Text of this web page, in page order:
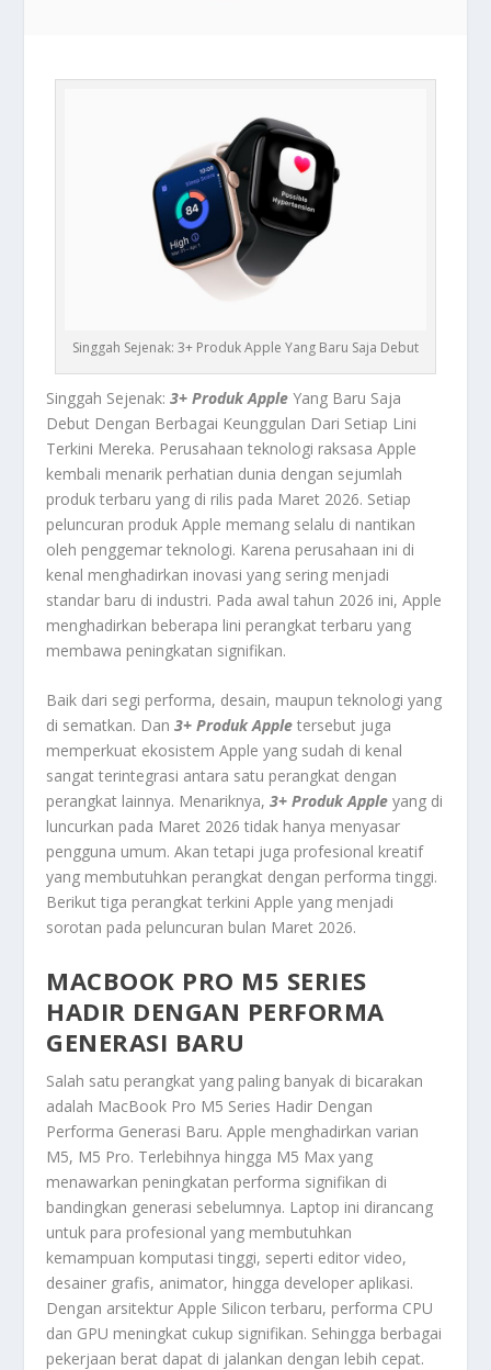
Singgah Sejenak: 3+ Produk Apple Yang Baru Saja Debut
Singgah Sejenak:3+ Produk Apple Yang Baru Saja
Debut Dengan Berbagai Keunggulan Dari Setiap Lini
Terkini Mereka. Perusahaan teknologi raksasa Apple
kembali menarik perhatian dunia dengan sejumlah
produk terbaru yang di rilis pada Maret 2026. Setiap
peluncuran produk Apple memang selalu di nantikan
oleh penggemar teknologi. Karena perusahaan ini di
kenal menghadirkan inovasi yang sering menjadi
standar baru di industri. Pada awal tahun 2026 ini, Apple
menghadirkan beberapa lini perangkat terbaru yang
membawa peningkatan signifikan.
Baik dari segi performa, desain, maupun teknologi yang
di sematkan. Dan3+ Produk Apple tersebut juga
memperkuat ekosistem Apple yang sudah di kenal
sangat terintegrasi antara satu perangkat dengan
perangkat lainnya. Menariknya,3+ Produk Apple yang di
luncurkan pada Maret 2026 tidak hanya menyasar
pengguna umum. Akan tetapi juga profesional kreatif
yang membutuhkan perangkat dengan performa tinggi.
Berikut tiga perangkat terkini Apple yang menjadi
sorotan pada peluncuran bulan Maret 2026.
MACBOOK PRO M5 SERIES
HADIR DENGAN PERFORMA
GENERASI BARU
Salah satu perangkat yang paling banyak di bicarakan
adalah MacBook Pro M5 Series Hadir Dengan
Performa Generasi Baru. Apple menghadirkan varian
M5, M5 Pro. Terlebihnya hingga M5 Max yang
menawarkan peningkatan performa signifikan di
bandingkan generasi sebelumnya. Laptop ini dirancang
untuk para profesional yang membutuhkan
kemampuan komputasi tinggi, seperti editor video,
desainer grafis, animator, hingga developer aplikasi.
Dengan arsitektur Apple Silicon terbaru, performa CPU
dan GPU meningkat cukup signifikan. Sehingga berbagai
pekerjaan berat dapat di jalankan dengan lebih cepat.